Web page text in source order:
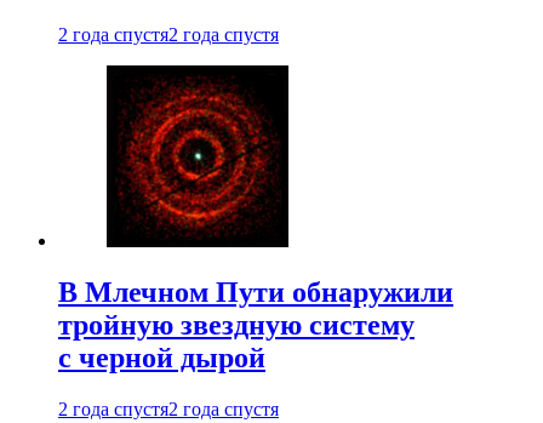
2 года спустя2 года спустя
В Млечном Пути обнаружили
тройную звездную систему
с черной дырой
2 года спустя2 года спустя